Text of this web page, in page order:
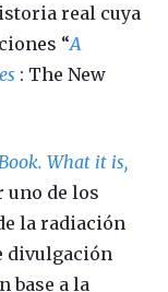
real cuya
“A
: The New
What it is,
uno de los
la radiación
divulgación
base a la